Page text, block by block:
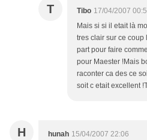
T Tibo 17/04/2007
Mais si si il etait là
tres clair sur ce coup
part pour faire
pour Maester !Mais
raconter ca des ce
soit c etait excellent
H hunah 15/04/2007 22:06